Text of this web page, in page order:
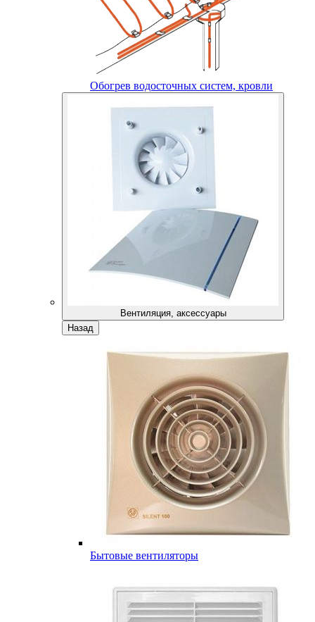
Обогрев водосточных систем, кровли
Вентиляция, аксессуары
Назад
Бытовые вентиляторы